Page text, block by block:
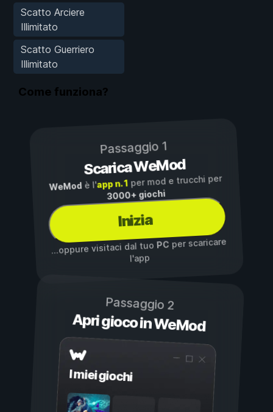
Scatto Arciere
Illimitato
Scatto Guerriero
Illimitato
Come funziona?
Passaggio 1
Scarica WeMod
WeMod è l'app n. 1per mod e trucchi per
3000+ giochi
Inizia
...oppure visitaci dal tuoPC per scaricare
l'app
Passaggio 2
Apri gioco in WeMod
I miei giochi